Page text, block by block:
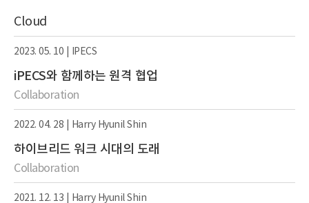
Cloud
2023. 05. 10 | IPECS
iPECS와 함께하는 원격 협업
Collaboration
2022. 04. 28 | Harry Hyunil Shin
하이브리드 워크 시대의 도래
Collaboration
2021. 12. 13 | Harry Hyunil Shin